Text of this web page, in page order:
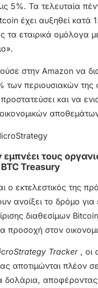
5%. Τα τελευταία
έχει αυξηθεί κατά
τα εταιρικά ομόλογα
στην Amazon να
των περιουσιακών της
και να
τους
Treasury
ο εκτελεστικός της
ανοίξει το δρόμο για
διαθεσίμων
προσοχή στον
Tracker, οι
αποτιμώνται πλέον
δολάρια,